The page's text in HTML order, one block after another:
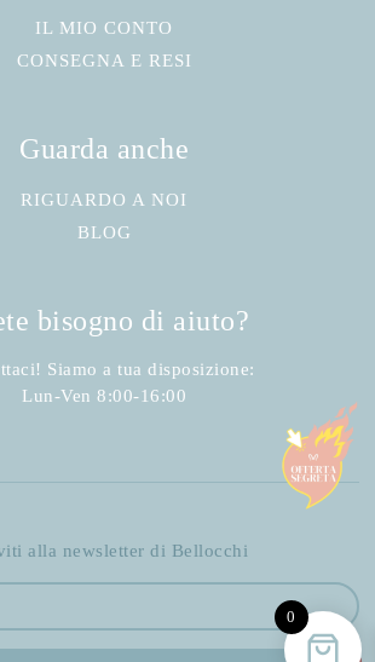
IL MIO CONTO
CONSEGNA E RESI
Guarda anche
RIGUARDO A NOI
BLOG
bisogno di aiuto?
Siamo a tua disposizione:
Lun-Ven 8:00-16:00
alla newsletter di Bellocchi
0